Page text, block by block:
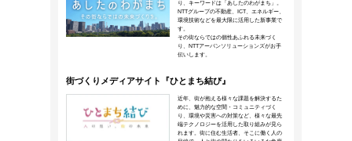
「ダイバーシティマネジメント」
2022年10月3日公開
多くの企業で定着しつつあるハイブリッド